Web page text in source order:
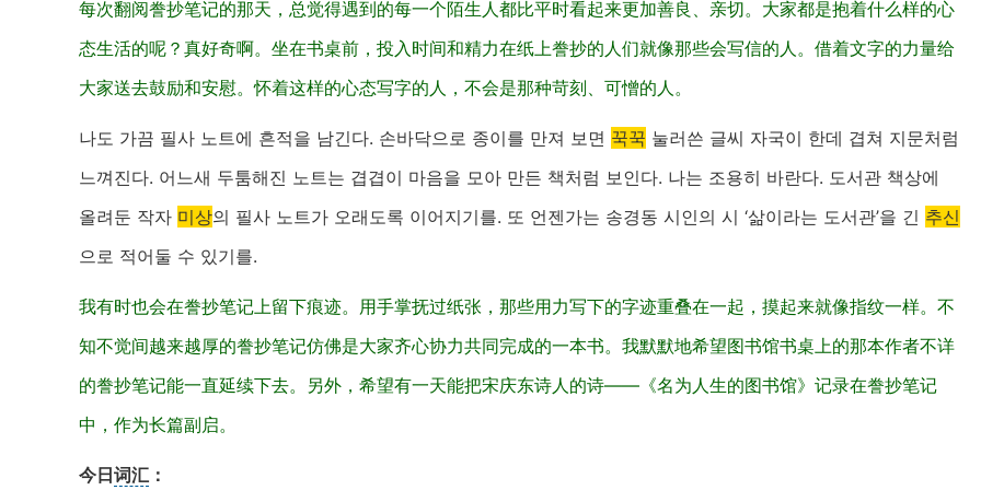
每次翻阅誊抄笔记的那天，总觉得遇到的每一个陌生人都比平时看起来更加善良、亲切。大家都是抱着什么样的心
态生活的呢？真好奇啊。坐在书桌前，投入时间和精力在纸上誊抄的人们就像那些会写信的人。借着文字的力量给
大家送去鼓励和安慰。怀着这样的心态写字的人，不会是那种苛刻、可憎的人。
나도 가끔 필사 노트에 흔적을 남긴다. 손바닥으로 종이를 만져 보면 꾹꾹 눌러쓴 글씨 자국이 한데 겹쳐 지문처럼
느껴진다. 어느새 두툼해진 노트는 겹겹이 마음을 모아 만든 책처럼 보인다. 나는 조용히 바란다. 도서관 책상에
올려둔 작자 미상의 필사 노트가 오래도록 이어지기를. 또 언젠가는 송경동 시인의 시 ‘삶이라는 도서관’을 긴 추신
으로 적어둘 수 있기를.
我有时也会在誊抄笔记上留下痕迹。用手掌抚过纸张，那些用力写下的字迹重叠在一起，摸起来就像指纹一样。不
知不觉间越来越厚的誊抄笔记仿佛是大家齐心协力共同完成的一本书。我默默地希望图书馆书桌上的那本作者不详
的誊抄笔记能一直延续下去。另外，希望有一天能把宋庆东诗人的诗——《名为人生的图书馆》记录在誊抄笔记
中，作为长篇副启。
今日词汇 ：